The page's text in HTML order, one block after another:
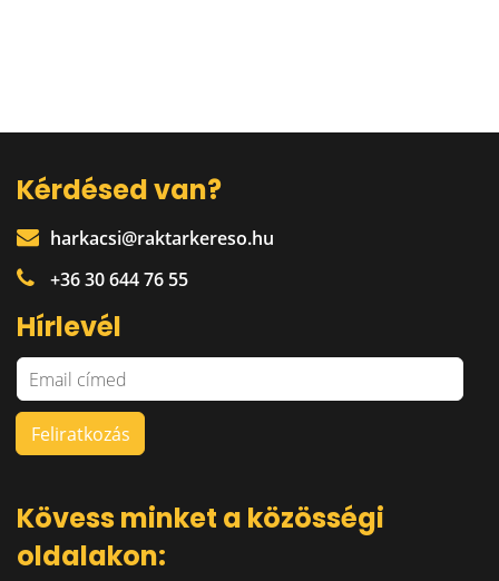
Kérdésed van?
harkacsi@raktarkereso.hu
+36 30 644 76 55
Hírlevél
Kövess minket a közösségi
oldalakon: